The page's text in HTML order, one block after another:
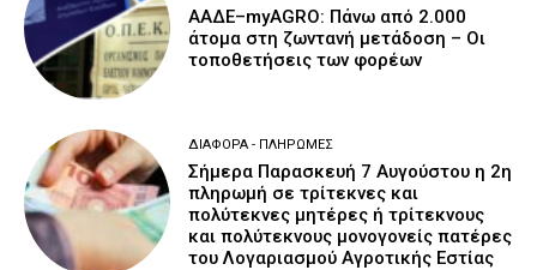
ΑΑΔΕ–myAGRO: Πάνω από 2.000
άτομα στη ζωντανή μετάδοση – Οι
τοποθετήσεις των φορέων
ΔΙΆΦΟΡΑ - ΠΛΗΡΩΜΈΣ
Σήμερα Παρασκευή 7 Αυγούστου η 2η
πληρωμή σε τρίτεκνες και
πολύτεκνες μητέρες ή τρίτεκνους
και πολύτεκνους μονογονείς πατέρες
του Λογαριασμού Αγροτικής Εστίας